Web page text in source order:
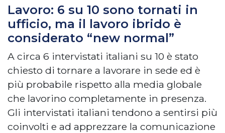
Lavoro: 6 su 10 sono tornati in
ufficio, ma il lavoro ibrido è
considerato “new normal”
A circa 6 intervistati italiani su 10 è stato
chiesto di tornare a lavorare in sede ed è
più probabile rispetto alla media globale
che lavorino completamente in presenza.
Gli intervistati italiani tendono a sentirsi più
coinvolti e ad apprezzare la comunicazione